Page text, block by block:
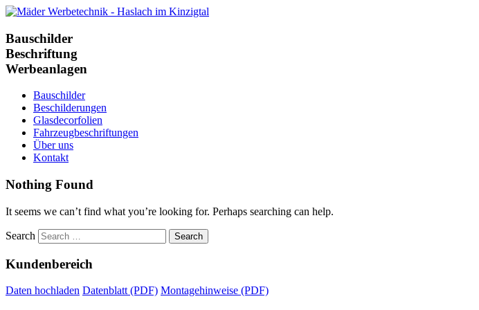
Bauschilder
Beschriftung
Werbeanlagen
Bauschilder
Beschilderungen
Glasdecorfolien
Fahrzeugbeschriftungen
Über uns
Kontakt
Nothing Found
It seems we can’t find what you’re looking for. Perhaps searching can help.
Search
Kundenbereich
Daten hochladen Datenblatt (PDF) Montagehinweise (PDF)